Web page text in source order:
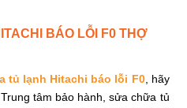
BÁO LỖI F0 THỢ
tủ lạnh Hitachi báo lỗi F0, hãy
tâm bảo hành, sửa chữa tủ